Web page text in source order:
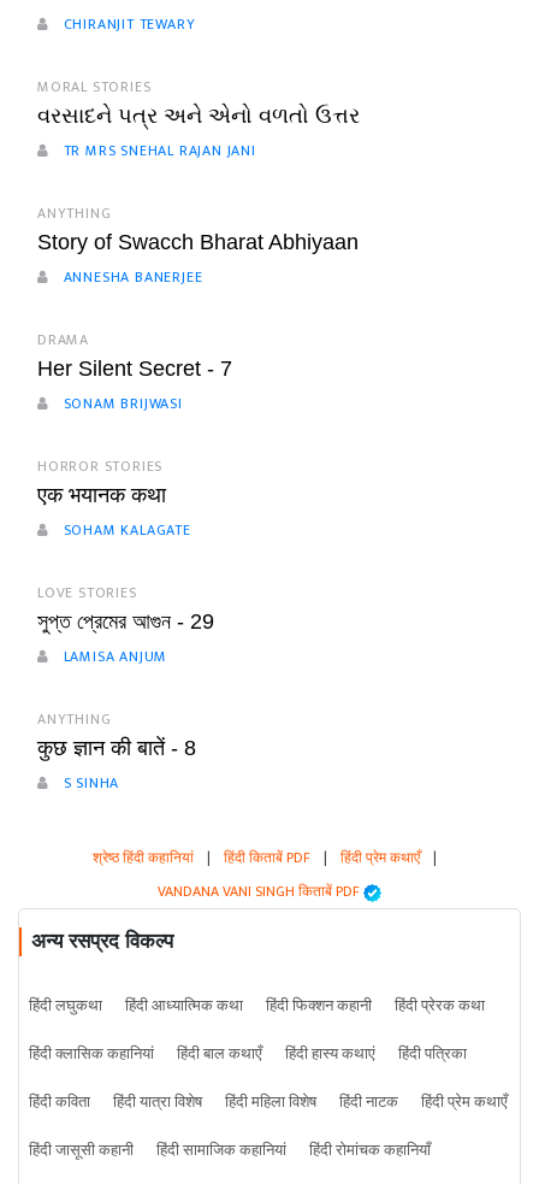
CHIRANJIT TEWARY
MORAL STORIES
વરસાદને પત્ર અને એનો વળતો ઉત્તર
TR MRS SNEHAL RAJAN JANI
ANYTHING
Story of Swacch Bharat Abhiyaan
ANNESHA BANERJEE
DRAMA
Her Silent Secret - 7
SONAM BRIJWASI
HORROR STORIES
एक भयानक कथा
SOHAM KALAGATE
LOVE STORIES
সুপ্ত প্রেমের আগুন - 29
LAMISA ANJUM
ANYTHING
कुछ ज्ञान की बातें - 8
S SINHA
श्रेष्ठ हिंदी कहानियां | हिंदी किताबें PDF | हिंदी प्रेम कथाएँ |
VANDANA VANI SINGH किताबें PDF
अन्य रसप्रद विकल्प
हिंदी लघुकथा हिंदी आध्यात्मिक कथा हिंदी फिक्शन कहानी
हिंदी प्रेरक कथा
हिंदी क्लासिक कहानियां
हिंदी बाल कथाएँ हिंदी हास्य कथाएं
हिंदी पत्रिका
हिंदी कविता
हिंदी यात्रा विशेष हिंदी महिला विशेष हिंदी नाटक
हिंदी प्रेम कथाएँ
हिंदी जासूसी कहानी
हिंदी सामाजिक कहानियां
हिंदी रोमांचक कहानियाँ